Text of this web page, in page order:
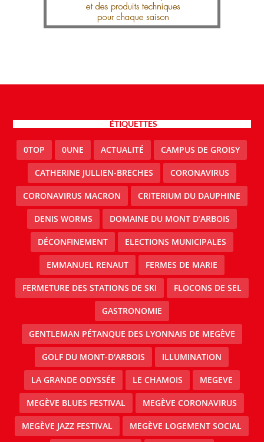
ÉTIQUETTES
0TOP 0UNE ACTUALITÉ CAMPUS DE GROISY
CATHERINE JULLIEN-BRECHES CORONAVIRUS
CORONAVIRUS MACRON CRITERIUM DU DAUPHINE
DENIS WORMS DOMAINE DU MONT D’ARBOIS
DÉCONFINEMENT ELECTIONS MUNICIPALES
EMMANUEL RENAUT FERMES DE MARIE
FERMETURE DES STATIONS DE SKI FLOCONS DE SEL
GASTRONOMIE
GENTLEMAN PÉTANQUE DES LYONNAIS DE MEGÈVE
GOLF DU MONT-D'ARBOIS ILLUMINATION
LA GRANDE ODYSSÉE LE CHAMOIS MEGEVE
MEGÈVE BLUES FESTIVAL MEGÈVE CORONAVIRUS
MEGÈVE JAZZ FESTIVAL MEGÈVE LOGEMENT SOCIAL